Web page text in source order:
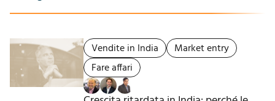
Vendite in India
Market entry
Fare affari